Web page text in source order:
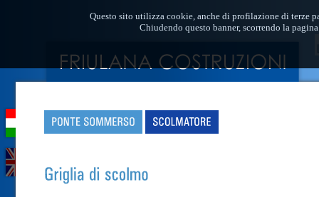
Questo sito utilizza cookie, anche di profilazione di terze
Chiudendo questo banner, scorrendo la